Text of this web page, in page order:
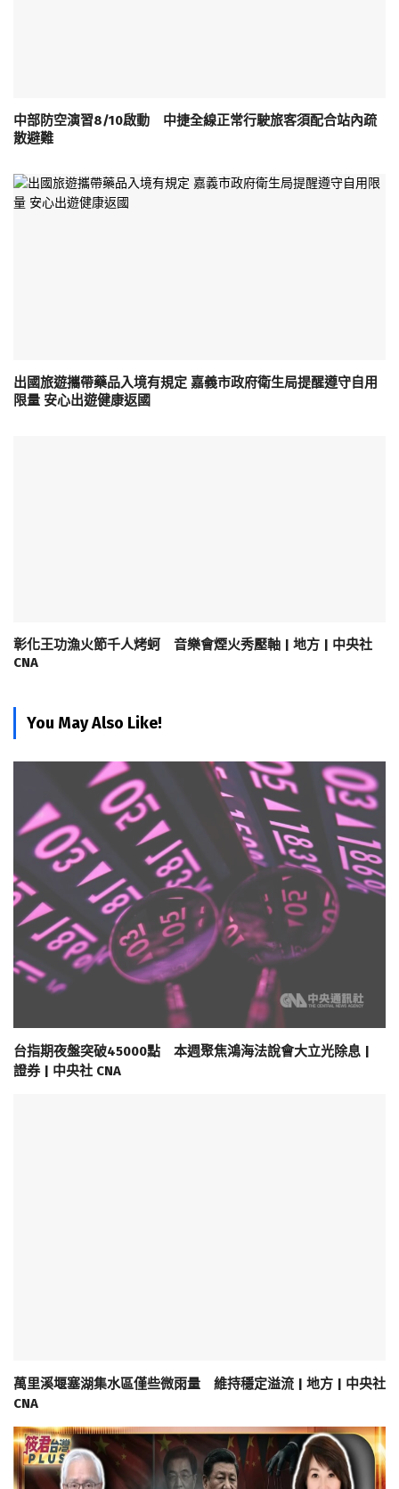
中部防空演習8/10啟動 中捷全線正常行駛旅客須配合站內疏
散避難
出國旅遊攜帶藥品入境有規定 嘉義市政府衛生局提醒遵守自用
限量 安心出遊健康返國
彰化王功漁火節千人烤蚵 音樂會煙火秀壓軸 | 地方 | 中央社
CNA
You May Also Like!
台指期夜盤突破45000點 本週聚焦鴻海法說會大立光除息 |
證券 | 中央社 CNA
萬里溪堰塞湖集水區僅些微雨量 維持穩定溢流 | 地方 | 中央社
CNA